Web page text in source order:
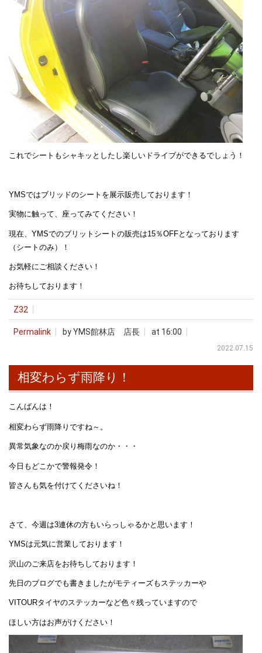
これでシートもシャキッとしたし楽しいドライブができるでしょう！
YMSではブリッドのシートを展示販売しております！
実物に触って、座ってみてください！
現在、YMSでのブリットシートの販売は15％OFFとなっております
（シートのみ）！
お気軽にご相談ください！
お待ちしております！
Z32
Permalink by YMS館林店 店長 at 16:00
2022.07.15
相変わらず雨降り！
こんばんは！
相変わらず雨降りですね～。
異常気象なのか戻り梅雨なのか・・・
今日もどこかで警報発令！
皆さんも気を付けてくださいね！
さて、今週は3連休の方もいらっしゃるかと思います！
YMSは元気に営業しております！
沢山のご来店をお待ちしております！
先日のブログでも書きましたがモティーズもステッカーや
VITOURタイヤのステッカーなど色々残っていますので
ほしい方はお声がけください！